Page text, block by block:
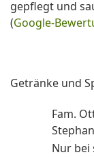
gepflegt und
(Google-
Getränke und
Fam.
Nur bei